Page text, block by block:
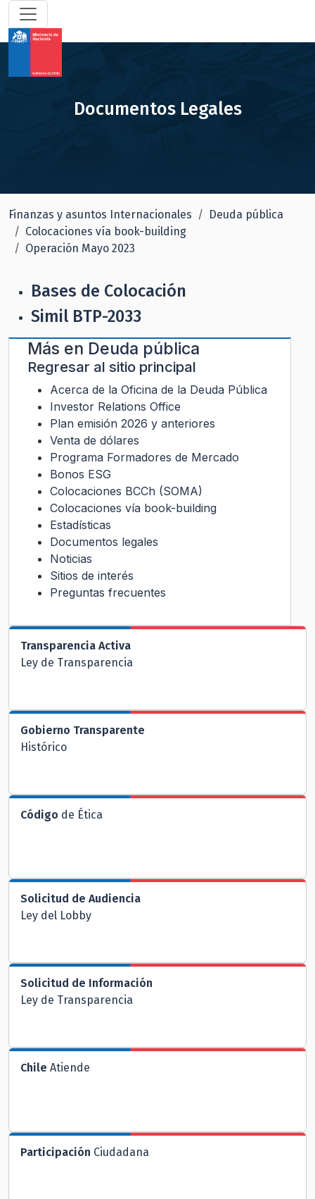
Documentos Legales
Finanzas y asuntos Internacionales
Deuda pública
Colocaciones vía book-building
Operación Mayo 2023
Bases de Colocación
Simil BTP-2033
Más en Deuda pública
Regresar al sitio principal
Acerca de la Oficina de la Deuda Pública
Investor Relations Office
Plan emisión 2026 y anteriores
Venta de dólares
Programa Formadores de Mercado
Bonos ESG
Colocaciones BCCh (SOMA)
Colocaciones vía book-building
Estadísticas
Documentos legales
Noticias
Sitios de interés
Preguntas frecuentes
Transparencia Activa
Ley de Transparencia
Gobierno Transparente
Histórico
Código de Ética
Solicitud de Audiencia
Ley del Lobby
Solicitud de Información
Ley de Transparencia
Chile Atiende
Participación Ciudadana